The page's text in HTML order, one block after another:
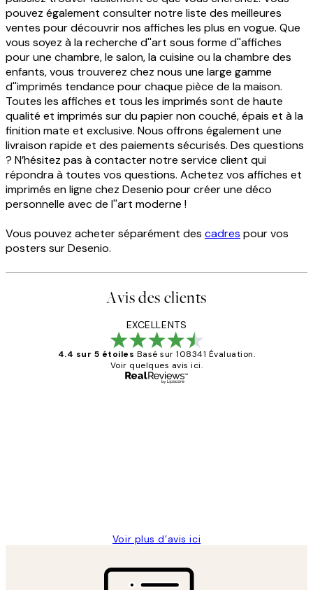
pouvez également consulter notre liste des meilleures
ventes pour découvrir nos affiches les plus en vogue. Que
vous soyez à la recherche d''art sous forme d''affiches
pour une chambre, le salon, la cuisine ou la chambre des
enfants, vous trouverez chez nous une large gamme
d''imprimés tendance pour chaque pièce de la maison.
Toutes les affiches et tous les imprimés sont de haute
qualité et imprimés sur du papier non couché, épais et à la
finition mate et exclusive. Nous offrons également une
livraison rapide et des paiements sécurisés. Des questions
? N’hésitez pas à contacter notre service client qui
répondra à toutes vos questions. Achetez vos affiches et
imprimés en ligne chez Desenio pour créer une déco
personnelle avec de l''art moderne !
Vous pouvez acheter séparément des cadres pour vos
posters sur Desenio.
Avis des clients
EXCELLENTS
4.4 sur 5 étoiles Basé sur 108341 Évaluation.
Voir quelques avis ici.
Voir plus d’avis ici